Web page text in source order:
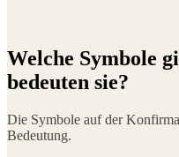
Welche Symbole
bedeuten sie?
Die Symbole auf der
Bedeutung.